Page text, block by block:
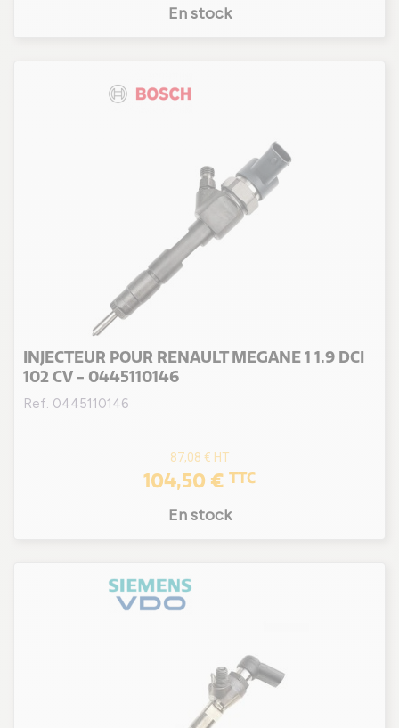
En stock
INJECTEUR POUR RENAULT MEGANE 1 1.9 DCI
102 CV - 0445110146
Ref. 0445110146
87,08 € HT
104,50 € TTC
En stock